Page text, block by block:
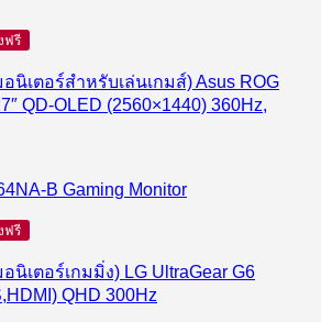
ฟรี
นิเตอร์สำหรับเล่นเกมส์) Asus ROG
QD-OLED (2560×1440) 360Hz,
ฟรี
นิเตอร์เกมมิ่ง) LG UltraGear G6
QHD 300Hz